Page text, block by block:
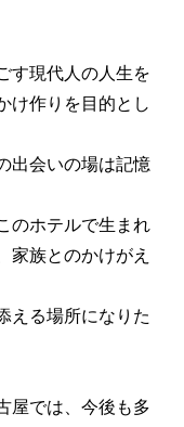
す現代人の人生を
け作りを目的とし
出会いの場は記憶
のホテルで生まれ
家族とのかけがえ
える場所になりた
屋では、今後も多